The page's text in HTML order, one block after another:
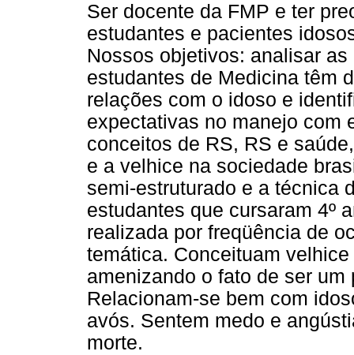
Ser docente da FMP e ter
estudantes e pacientes
Nossos objetivos: analisar
estudantes de Medicina têm
relações com o idoso e
expectativas no manejo com
conceitos de RS, RS e
e a velhice na sociedade
semi-estruturado e a técnica
estudantes que cursaram 4º
realizada por freqüência de
temática. Conceituam
amenizando o fato de ser
Relacionam-se bem com
avós. Sentem medo e
morte.